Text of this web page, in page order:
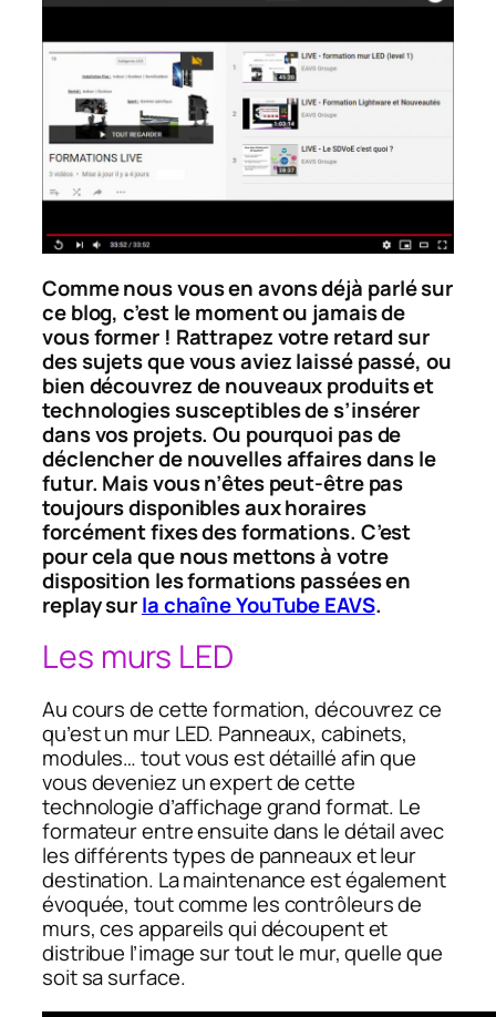
Comme nous vous en avons déjà parlé sur
ce blog, c’est le moment ou jamais de
vous former ! Rattrapez votre retard sur
des sujets que vous aviez laissé passé, ou
bien découvrez de nouveaux produits et
technologies susceptibles de s’insérer
dans vos projets. Ou pourquoi pas de
déclencher de nouvelles affaires dans le
futur. Mais vous n’êtes peut-être pas
toujours disponibles aux horaires
forcément fixes des formations. C’est
pour cela que nous mettons à votre
disposition les formations passées en
replay surla chaîne YouTube EAVS.
Les murs LED
Au cours de cette formation, découvrez ce
qu’est un mur LED. Panneaux, cabinets,
modules… tout vous est détaillé afin que
vous deveniez un expert de cette
technologie d’affichage grand format. Le
formateur entre ensuite dans le détail avec
les différents types de panneaux et leur
destination. La maintenance est également
évoquée, tout comme les contrôleurs de
murs, ces appareils qui découpent et
distribue l’image sur tout le mur, quelle que
soit sa surface.